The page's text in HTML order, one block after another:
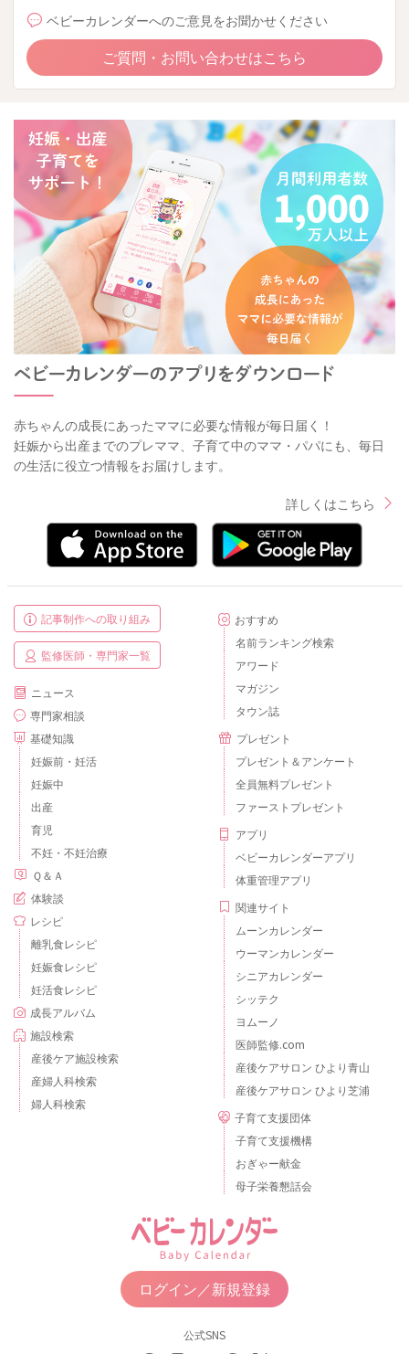
ベビーカレンダーへのご意見をお聞かせください
ご質問・お問い合わせはこちら
赤ちゃんの成長にあったママに必要な情報が毎日届く！
妊娠から出産までのプレママ、子育て中のママ・パパにも、毎日
の生活に役立つ情報をお届けします。
詳しくはこちら
記事制作への取り組み
監修医師・専門家一覧
ニュース
専門家相談
基礎知識
妊娠前・妊活
妊娠中
出産
育児
不妊・不妊治療
Ｑ＆Ａ
体験談
レシピ
離乳食レシピ
妊娠食レシピ
妊活食レシピ
成長アルバム
施設検索
産後ケア施設検索
産婦人科検索
婦人科検索
おすすめ
名前ランキング検索
アワード
マガジン
タウン誌
プレゼント
プレゼント＆アンケート
全員無料プレゼント
ファーストプレゼント
アプリ
ベビーカレンダーアプリ
体重管理アプリ
関連サイト
ムーンカレンダー
ウーマンカレンダー
シニアカレンダー
シッテク
ヨムーノ
医師監修.com
産後ケアサロン ひより青山
産後ケアサロン ひより芝浦
子育て支援団体
子育て支援機構
おぎゃー献金
母子栄養懇話会
ログイン／新規登録
公式SNS